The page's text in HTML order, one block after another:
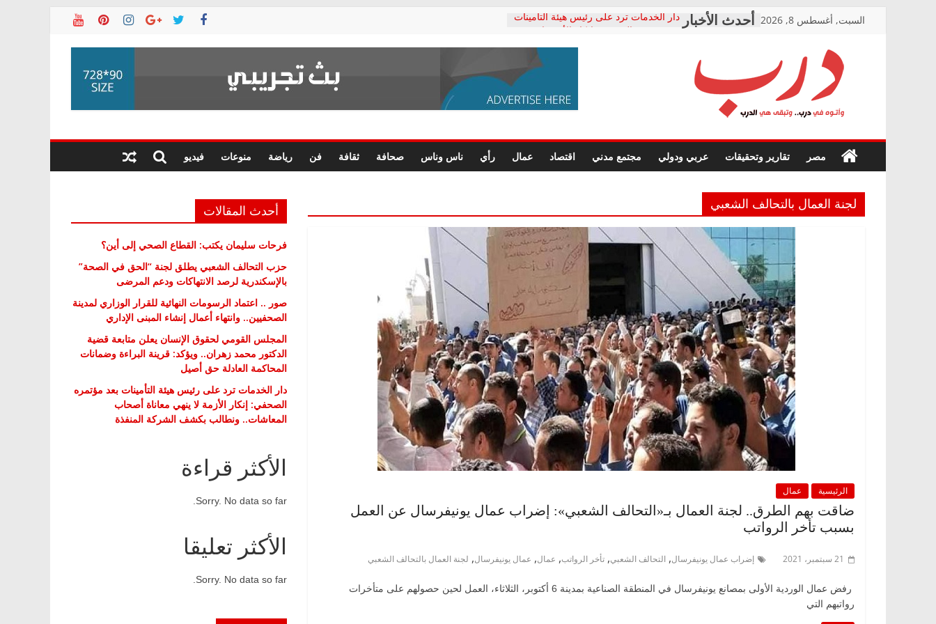
السبت, أغسطس 8, 2026
دار الخدمات ترد على رئيس هيئة التأمينات
معاناة أصحاب المعاشات.. ونطالب بكشف
فرحات سليمان يكتب: القطاع الصحي إلى
حزب التحالف الشعبي يطلق لجنة “الحق
صور .. اعتماد الرسومات النهائية للقرار
الوزاري لمدينة الصحفيين.. وانتهاء أعمال
إنشاء المبنى الإداري
قرينة البراءة وضمانات المحاكمة العادلة
حق أصيل
درب
في
درب..
هي
الدرب
مصر تقارير وتحقيقات عربي ودولي مجتمع مدني اقتصاد عمال رأي ناس وناس صحافة ثقافة فن رياضة منوعات فيديو
لجنة العمال بالتحالف الشعبي
الرئيسية عمال
ضاقت بهم الطرق.. لجنة العمال بـ«التحالف الشعبي»: إضراب عمال يونيفرسال عن العمل
بسبب تأخر الرواتب
21 سبتمبر، 2021 إضراب عمال يونيفرسال, التحالف الشعبي, تأخر الرواتب, عمال, عمال يونيفرسال, لجنة العمال بالتحالف الشعبي
رفض عمال الوردية الأولى بمصانع يونيفرسال في المنطقة الصناعية بمدينة 6 أكتوبر، الثلاثاء، العمل لحين حصولهم على متأخرات
رواتبهم التي
أحدث المقالات
فرحات سليمان يكتب: القطاع الصحي إلى أين؟
حزب التحالف الشعبي يطلق لجنة “الحق في الصحة”
بالإسكندرية لرصد الانتهاكات ودعم المرضى
صور .. اعتماد الرسومات النهائية للقرار الوزاري لمدينة
الصحفيين.. وانتهاء أعمال إنشاء المبنى الإداري
المجلس القومي لحقوق الإنسان يعلن متابعة قضية
الدكتور محمد زهران.. ويؤكد: قرينة البراءة وضمانات
المحاكمة العادلة حق أصيل
دار الخدمات ترد على رئيس هيئة التأمينات بعد مؤتمره
الصحفي: إنكار الأزمة لا ينهي معاناة أصحاب
المعاشات.. ونطالب بكشف الشركة المنفذة
الأكثر قراءة
Sorry. No data so far.
الأكثر تعليقا
Sorry. No data so far.